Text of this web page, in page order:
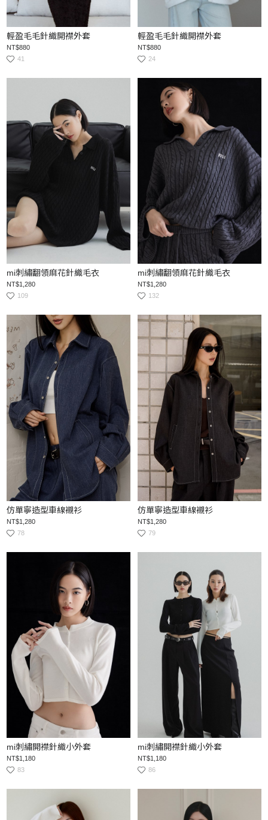
輕盈毛毛針織開襟外套
NT$880
41
輕盈毛毛針織開襟外套
NT$880
24
mi刺繡翻領麻花針織毛衣
NT$1,280
109
mi刺繡翻領麻花針織毛衣
NT$1,280
132
仿單寧造型車線襯衫
NT$1,280
78
仿單寧造型車線襯衫
NT$1,280
79
mi刺繡開襟針織小外套
NT$1,180
83
mi刺繡開襟針織小外套
NT$1,180
86